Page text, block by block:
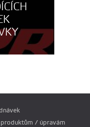
/ úpravám